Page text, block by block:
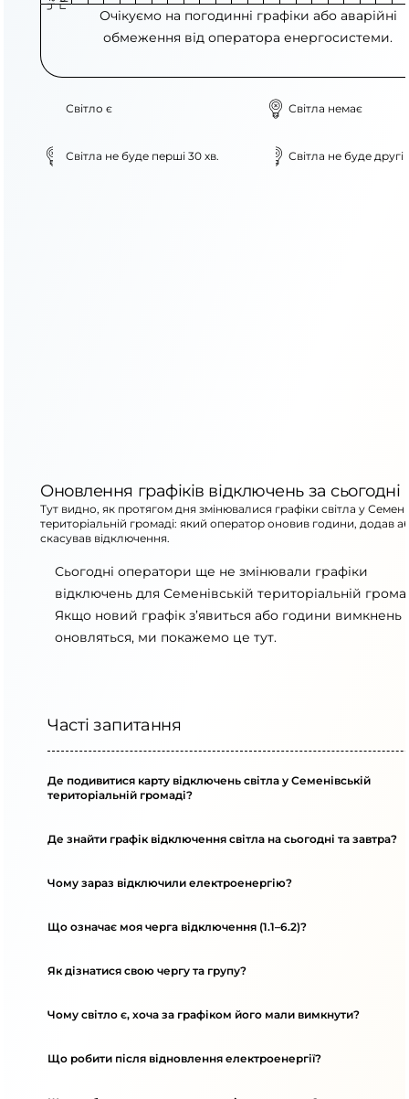
Очікуємо на погодинні графіки або аварійні
обмеження від оператора енергосистеми.
Світло є Світла немає
Світла не буде перші 30 хв. Світла не буде другі
Оновлення графіків відключень за сьогодні
Тут видно, як протягом дня змінювалися графіки світла у
територіальній громаді: який оператор оновив години, додав
скасував відключення.
Сьогодні оператори ще не змінювали графіки
відключень для Семенівській територіальній
Якщо новий графік з’явиться або години вимкнень
оновляться, ми покажемо це тут.
Часті запитання
Де подивитися карту відключень світла у Семенівській
територіальній громаді?
Де знайти графік відключення світла на сьогодні та завтра?
Чому зараз відключили електроенергію?
Що означає моя черга відключення (1.1–6.2)?
Як дізнатися свою чергу та групу?
Чому світло є, хоча за графіком його мали вимкнути?
Що робити після відновлення електроенергії?